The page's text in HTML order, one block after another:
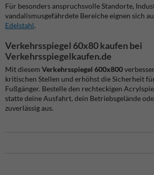
Für besonders anspruchsvolle Standorte,
vandalismusgefährdete Bereiche eignen sich
Edelstahl.
Verkehrsspiegel 60x80 kaufen bei
Verkehrsspiegelkaufen.de
Mit diesem Verkehrsspiegel 600x800
kritischen Stellen und erhöhst die Sicherheit
Fußgänger. Bestelle den rechteckigen
statte deine Ausfahrt, dein Betriebsgelände
zuverlässig aus.